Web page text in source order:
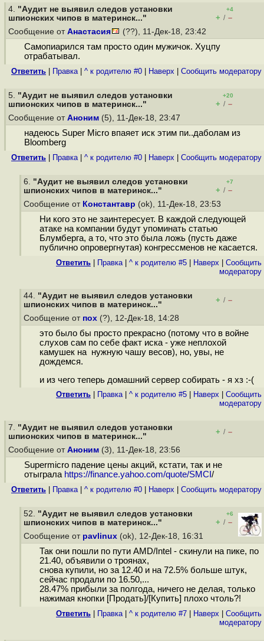
4. "Аудит не выявил следов установки
шпионских чипов в материнск..."
+4
+ / –
Сообщение от Анастасия (??), 11-Дек-18, 23:42
Самопиарился там просто один мужичок. Хуцпу
отрабатывал.
Ответить Правка| ^ к родителю #0 Наверх Cообщить модератору
5. "Аудит не выявил следов установки
шпионских чипов в материнск..."
+20
+ / –
Сообщение от Аноним (5), 11-Дек-18, 23:47
надеюсь Super Micro впаяет иск этим пи..даболам из
Bloomberg
Ответить Правка| ^ к родителю #0 Наверх Cообщить модератору
6. "Аудит не выявил следов установки
шпионских чипов в материнск..."
+7
+ / –
Сообщение от Константавр (ok), 11-Дек-18, 23:53
Ни кого это не заинтересует. В каждой следующей
атаке на компании будут упоминать статью
Блумберга, а то, что это была ложь (пусть даже
публично опровергнутая) конгрессменов не касается.
Ответить Правка| ^ к родителю #5 Наверх
Cообщить
модератору
44. "Аудит не выявил следов установки
шпионских чипов в материнск..."
+ / –
Сообщение от пох (?), 12-Дек-18, 14:28
это было бы просто прекрасно (потому что в войне
слухов сам по себе факт иска - уже неплохой
камушек на нужную чашу весов), но, увы, не
дождемся.
и из чего теперь домашний сервер собирать - я хз :-(
Ответить Правка| ^ к родителю #5 Наверх
Cообщить
модератору
7. "Аудит не выявил следов установки
шпионских чипов в материнск..."
+ / –
Сообщение от Аноним (3), 11-Дек-18, 23:56
Supermicro падение цены акций, кстати, так и не
отыграла https://finance.yahoo.com/quote/SMCI /
Ответить Правка| ^ к родителю #0 Наверх Cообщить модератору
52. "Аудит не выявил следов установки
шпионских чипов в материнск..."
+6
+ / –
Сообщение от pavlinux (ok), 12-Дек-18, 16:31
Так они пошли по пути AMD/Intel - скинули на пике, по
21.40, объявили о троянах,
снова купили, но за 12.40 и на 72.5% больше штук,
сейчас продали по 16.50,...
28.47% прибыли за полгода, ничего не делая, только
нажимая кнопки [Продать]/[Купить] плохо чтоль?!
Ответить Правка| ^ к родителю #7 Наверх
Cообщить
модератору